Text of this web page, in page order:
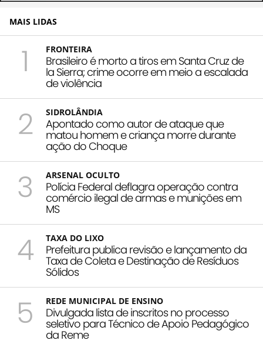
MAIS LIDAS
1 FRONTEIRA
Brasileiro é morto a tiros em Santa Cruz de
la Sierra; crime ocorre em meio a escalada
de violência
2 SIDROLÂNDIA
Apontado como autor de ataque que
matou homem e criança morre durante
ação do Choque
3 ARSENAL OCULTO
Polícia Federal deflagra operação contra
comércio ilegal de armas e munições em
MS
4 TAXA DO LIXO
Prefeitura publica revisão e lançamento da
Taxa de Coleta e Destinação de Resíduos
Sólidos
5 REDE MUNICIPAL DE ENSINO
Divulgada lista de inscritos no processo
seletivo para Técnico de Apoio Pedagógico
da Reme